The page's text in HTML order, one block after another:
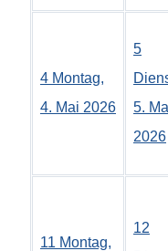
4 Montag,
4. Mai 2026
5
5.
2026
11 Montag,
12